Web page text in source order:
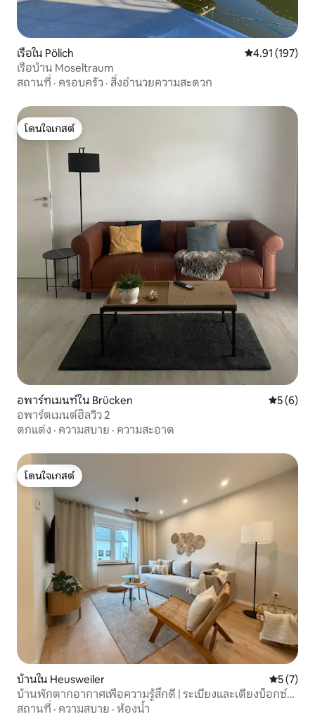
เรือใน Pölich คะแนนเฉลี่ย
4.91 (197)
เรือบ้าน Moseltraum
สถานที่ · ครอบครัว · สิ่งอำนวยความสะดวก
โดนใจเกสต์
โดนใจเกสต์
อพาร์ทเมนท์ใน Brücken คะแนนเฉ
5 (6)
อพาร์ตเมนต์ฮิลวิว 2
ตกแต่ง · ความสบาย · ความสะอาด
โดนใจเกสต์
โดนใจเกสต์
บ้านใน Heusweiler คะแนนเฉ
5 (7)
บ้านพักตากอากาศเพื่อความรู้สึกดี | ระเบียงและเตียงบ็อกซ์
สปริง
สถานที่ · ความสบาย · ห้องน้ำ